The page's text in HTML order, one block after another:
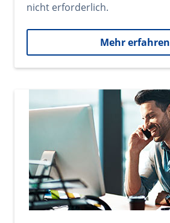
nicht erforderlich.
Mehr erfahren